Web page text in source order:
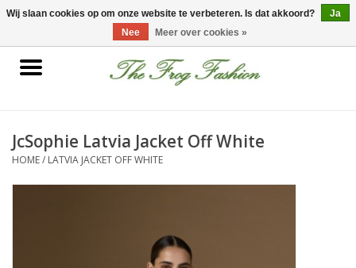
0 Artikelen - €0,00
Home
Nieuwe collectie
JcSophie Latvia Jacket Off White
HOME/ LATVIA JACKET OFF WHITE
Wij slaan cookies op om onze website te verbeteren. Is dat akkoord?
Ja
Nee
Meer over cookies »